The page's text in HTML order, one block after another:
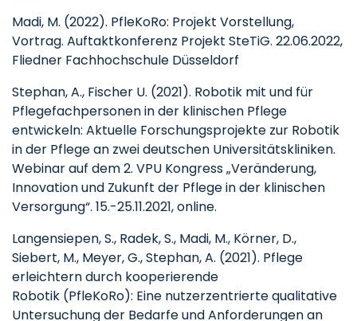
Madi, M. (2022). PfleKoRo: Projekt Vorstellung,
Vortrag. Auftaktkonferenz Projekt SteTiG. 22.06.2022,
Fliedner Fachhochschule Düsseldorf
Stephan, A., Fischer U. (2021). Robotik mit und für
Pflegefachpersonen in der klinischen Pflege
entwickeln: Aktuelle Forschungsprojekte zur Robotik
in der Pflege an zwei deutschen Universitätskliniken.
Webinar auf dem 2. VPU Kongress „Veränderung,
Innovation und Zukunft der Pflege in der klinischen
Versorgung“. 15.-25.11.2021, online.
Langensiepen, S., Radek, S., Madi, M., Körner, D.,
Siebert, M., Meyer, G., Stephan, A. (2021). Pflege
erleichtern durch kooperierende
Robotik (PfleKoRo): Eine nutzerzentrierte qualitative
Untersuchung der Bedarfe und Anforderungen an